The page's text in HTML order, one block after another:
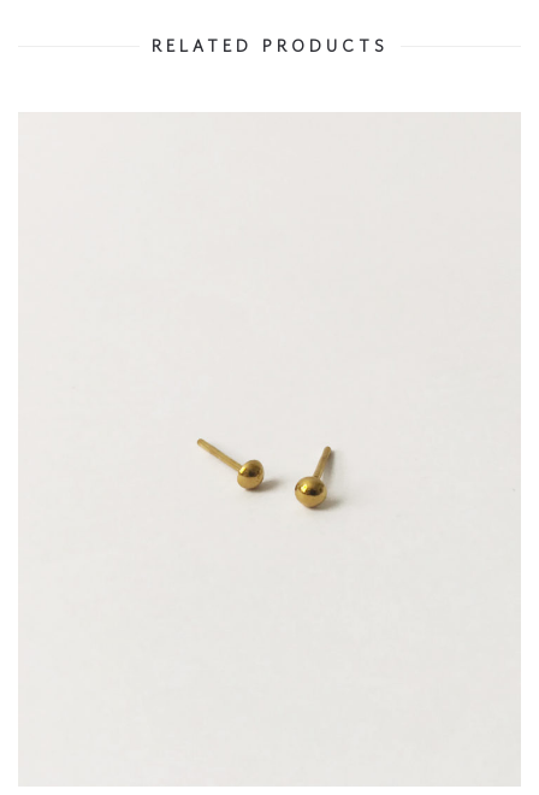
RELATED PRODUCTS
12 500 Ft